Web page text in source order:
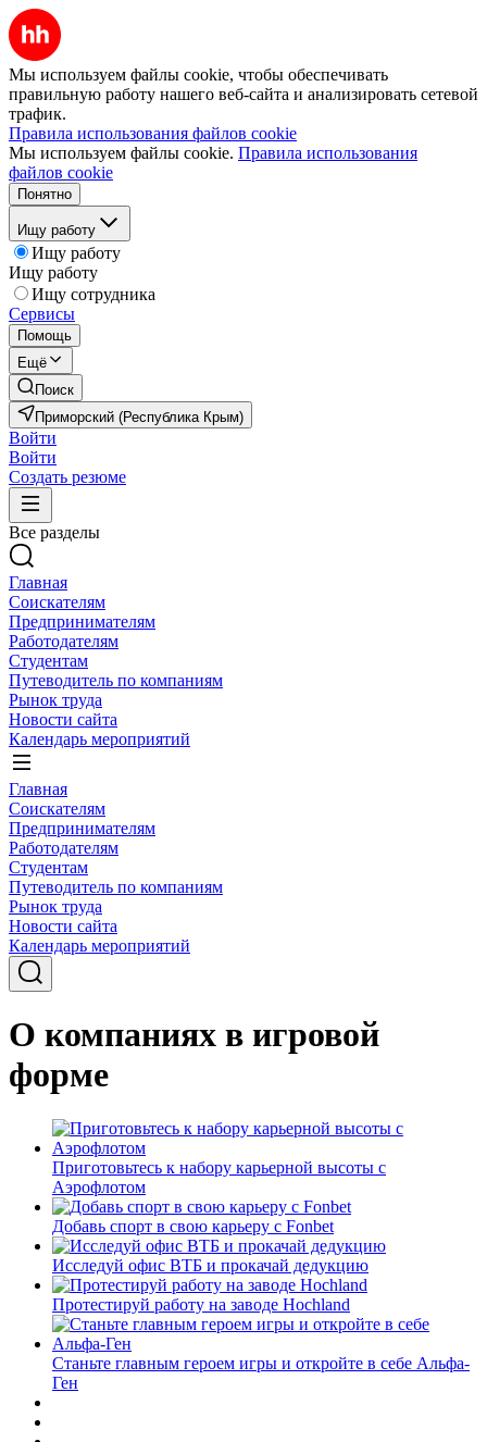
Мы используем файлы cookie, чтобы обеспечивать
правильную работу нашего веб-сайта и анализировать сетевой
трафик.
Правила использования файлов cookie
Мы используем файлы cookie. Правила использования
файлов cookie
Понятно
Ищу работу
Ищу работу
Ищу работу
Ищу сотрудника
Сервисы
Помощь
Ещё
Поиск
Приморский (Республика Крым)
Войти
Войти
Создать резюме
Все разделы
Главная
Соискателям
Предпринимателям
Работодателям
Студентам
Путеводитель по компаниям
Рынок труда
Новости сайта
Календарь мероприятий
Главная
Соискателям
Предпринимателям
Работодателям
Студентам
Путеводитель по компаниям
Рынок труда
Новости сайта
Календарь мероприятий
О компаниях в игровой
форме
Приготовьтесь к набору карьерной высоты с
Аэрофлотом
Добавь спорт в свою карьеру с Fonbet
Исследуй офис ВТБ и прокачай дедукцию
Протестируй работу на заводе Hochland
Станьте главным героем игры и откройте в себе Альфа-
Ген